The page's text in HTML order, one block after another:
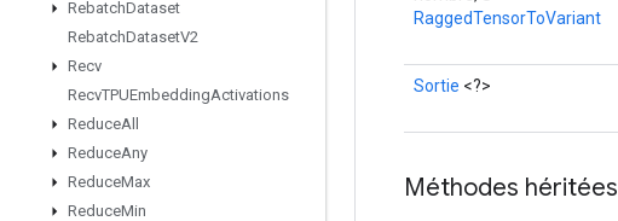
RebatchDataset
RebatchDatasetV2
Recv
RecvTPUEmbeddingActivations
ReduceAll
ReduceAny
ReduceMax
ReduceMin
RaggedTensorToVariant
Sortie <?>
Méthodes héritées